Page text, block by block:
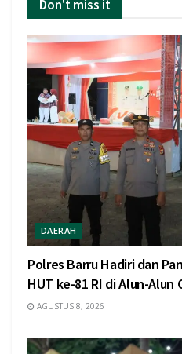
Don't miss it
DAERAH
Polres Barru Hadiri dan
HUT ke-81 RI di Alun-Alun
AGUSTUS 8, 2026